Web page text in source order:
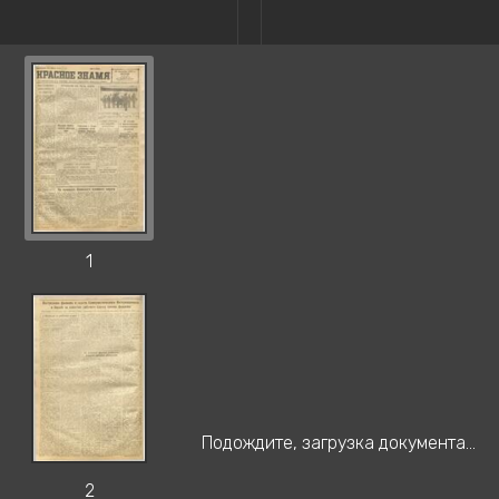
1
2
Подождите, загрузка документа...